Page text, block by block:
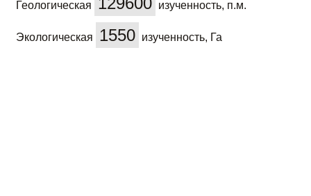
Геологическая изученность, п.м.
Экологическая 1550 изученность, Га